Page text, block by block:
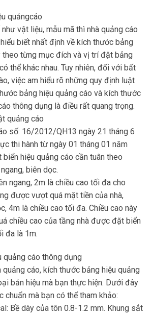
quảngcáo
vật liệu, mẫu mã thì nhà quảng cáo
biết nhất định về kích thước bảng
theo từng mục đích và vị trí đặt bảng
thể khác nhau. Tuy nhiên, đối với bất
việc am hiểu rõ những quy định luật
bảng hiệu quảng cáo và kích thước
thông dụng là điều rất quang trọng.
quảng cáo
số: 16/2012/QH13 ngày 21 tháng 6
thi hành từ ngày 01 tháng 01 năm
hiệu quảng cáo cần tuân theo
biên dọc.
ngang, 2m là chiều cao tối đa cho
được vượt quá mặt tiền của nhà,
4m là chiều cao tối đa. Chiều cao này
chiều cao của tầng nhà được đặt biển
đa là 1m.
quảng cáo thông dụng
quảng cáo, kích thước bảng hiệu quảng
bản hiệu mà bạn thực hiện. Dưới đây
chuẩn mà bạn có thể tham khảo:
Bề dày của tôn 0.8-1.2 mm. Khung sắt